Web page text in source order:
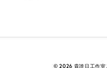
© 2026 貴誰日工作